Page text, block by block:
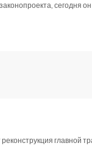
сегодня
главной